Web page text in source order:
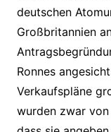
deutschen
Großbritannien
Ronnes
Verkaufspläne
wurden zwar